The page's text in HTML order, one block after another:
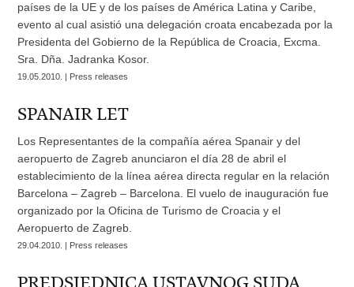
países de la UE y de los países de América Latina y Caribe,
evento al cual asistió una delegación croata encabezada por la
Presidenta del Gobierno de la República de Croacia, Excma.
Sra. Dña. Jadranka Kosor.
19.05.2010. | Press releases
SPANAIR LET
Los Representantes de la compañía aérea Spanair y del
aeropuerto de Zagreb anunciaron el día 28 de abril el
establecimiento de la línea aérea directa regular en la relación
Barcelona – Zagreb – Barcelona. El vuelo de inauguración fue
organizado por la Oficina de Turismo de Croacia y el
Aeropuerto de Zagreb.
29.04.2010. | Press releases